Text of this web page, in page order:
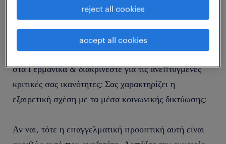
Γνωρίζετε Γερμανικά σε επίπεδο Β2+; Κατέχετε
πολύ καλό επίπεδο αντίληψης του γραπτού λόγου
στα Γερμανικά & διακρίνεστε για τις ανεπτυγμένες
κριτικές σας ικανότητες; Σας χαρακτηρίζει η
εξαιρετική σχέση με τα μέσα κοινωνικής δικτύωσης;
Αν ναι, τότε η επαγγελματική προοπτική αυτή είναι
reject all cookies
accept all cookies